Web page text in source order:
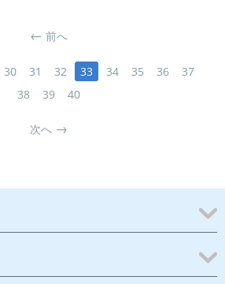
前へ
30 31 32 33 34 35 36
37
38
39 40
次へ